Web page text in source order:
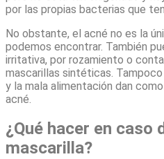
por las propias bacterias que
No obstante, el acné no es la
podemos encontrar. También
irritativa, por rozamiento o
mascarillas sintéticas.
y la mala alimentación dan
acné.
¿Qué hacer en caso
mascarilla?